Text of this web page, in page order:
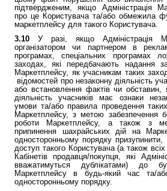
підтвердженим, якщо Адміністрація
про це Користувача та/або обмежила
маркетплейсу для такого Користувача.
3.10 У разі, якщо Адміністрація
організатором чи партнером в
програмах, спеціальних програмах
заходах, які передбачають надання
Маркетплейсу, як учасникам таких
відомостей про незаконну діяльність
або встановлення фактів чи
діяльність учасників має ознаки
умови та/або правила проведення таких
Маркетплейсу, з метою забезпечення
роботи Маркетплейсу, а також з
припинення шахрайських дій на
односторонньому порядку
доступ такого Користувача (а також всіх
Кабінетів продавця/покупця, які
вважатимуться дублікатами) до
Маркетплейсу в будь-який час та/
односторонньому порядку.